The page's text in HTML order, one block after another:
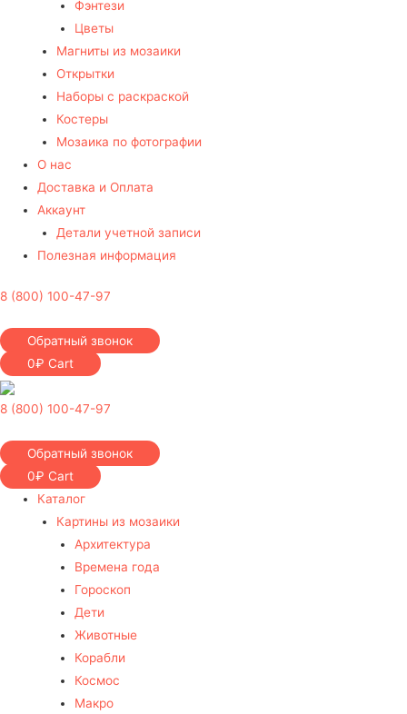
Фэнтези
Цветы
Магниты из мозаики
Открытки
Наборы с раскраской
Костеры
Мозаика по фотографии
О нас
Доставка и Оплата
Аккаунт
Детали учетной записи
Полезная информация
8 (800) 100-47-97
Обратный звонок
0₽ Cart
8 (800) 100-47-97
Обратный звонок
0₽ Cart
Каталог
Картины из мозаики
Архитектура
Времена года
Гороскоп
Дети
Животные
Корабли
Космос
Макро